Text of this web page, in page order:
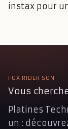
instax pour
FOX RIDER SON
Vous
Platines
un :